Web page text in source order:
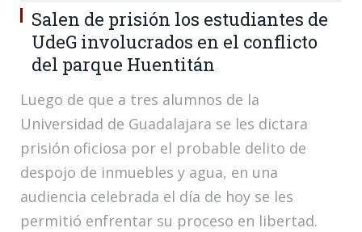
Salen de prisión los estudiantes de
UdeG involucrados en el conflicto
del parque Huentitán
Luego de que a tres alumnos de la
Universidad de Guadalajara se les dictara
prisión oficiosa por el probable delito de
despojo de inmuebles y agua, en una
audiencia celebrada el día de hoy se les
permitió enfrentar su proceso en libertad.